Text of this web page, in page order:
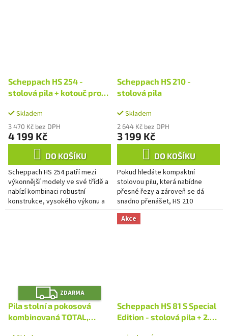
Scheppach HS 254 -
stolová pila + kotouč pro
Skladem
3 470 Kč bez DPH
4 199 Kč
DO KOŠÍKU
Scheppach HS 254 patří mezi
výkonnější modely ve své třídě a
nabízí kombinaci robustní
konstrukce, vysokého výkonu a
komfortního ovládání. Je ideální
Scheppach HS 210 -
stolová pila
Skladem
2 644 Kč bez DPH
3 199 Kč
DO KOŠÍKU
Pokud hledáte kompaktní
stolovou pilu, která nabídne
přesné řezy a zároveň se dá
snadno přenášet, HS 210
představuje ideální volbu. Díky
promyšlené konstrukci se skvěle
Z
D
A
R
M
ZDARMA
Pila stolní a pokosová
kombinovaná TOTAL,
Akce
Scheppach HS 81 S Special
Edition - stolová pila + 2.